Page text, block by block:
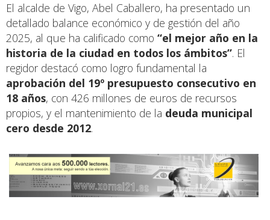
El alcalde de Vigo, Abel Caballero, ha presentado un
detallado balance económico y de gestión del año
2025, al que ha calificado como “el mejor año en la
historia de la ciudad en todos los ámbitos”. El
regidor destacó como logro fundamental la
aprobación del 19º presupuesto consecutivo en
18 años, con 426 millones de euros de recursos
propios, y el mantenimiento de la deuda municipal
cero desde 2012.